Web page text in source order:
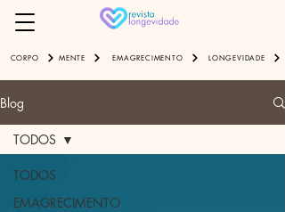
CORPO MENTE EMAGRECIMENTO LONGEVIDADE
Blog
TODOS
EMAGRECIMENTO
TODOS